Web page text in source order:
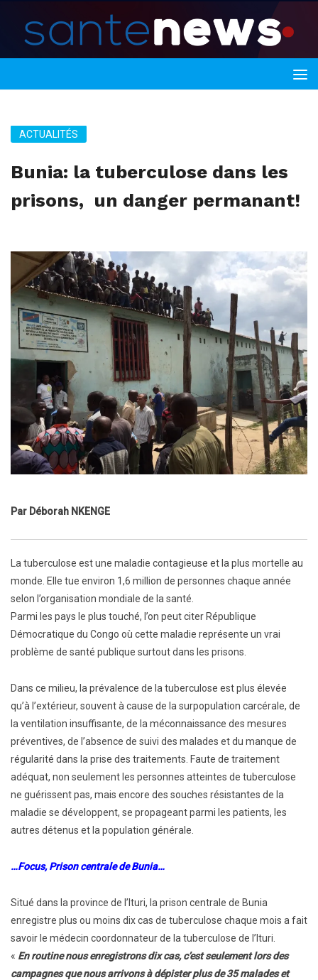
ACTUALITÉS
Bunia: la tuberculose dans les
prisons, un danger permanant!
Par Déborah NKENGE
La tuberculose est une maladie contagieuse et la plus mortelle au
monde. Elle tue environ 1,6 million de personnes chaque année
selon l’organisation mondiale de la santé.
Parmi les pays le plus touché, l’on peut citer République
Démocratique du Congo où cette maladie représente un vrai
problème de santé publique surtout dans les prisons.
Dans ce milieu, la prévalence de la tuberculose est plus élevée
qu’à l’extérieur, souvent à cause de la surpopulation carcérale, de
la ventilation insuffisante, de la méconnaissance des mesures
préventives, de l’absence de suivi des malades et du manque de
régularité dans la prise des traitements. Faute de traitement
adéquat, non seulement les personnes atteintes de tuberculose
ne guérissent pas, mais encore des souches résistantes de la
maladie se développent, se propageant parmi les patients, les
autres détenus et la population générale.
…Focus, Prison centrale de Bunia…
Situé dans la province de l’Ituri, la prison centrale de Bunia
enregistre plus ou moins dix cas de tuberculose chaque mois a fait
savoir le médecin coordonnateur de la tuberculose de l’Ituri.
« En routine nous enregistrons dix cas, c’est seulement lors des
campagnes que nous arrivons à dépister plus de 35 malades et